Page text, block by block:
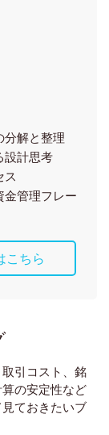
分解と整理
設計思考
ス
金管理フレー
こちら
引コスト、銘
の安定性など
ておきたいブ